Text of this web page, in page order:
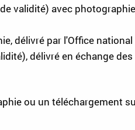
validité) avec
délivré par l'Office
délivré en échange
ou un téléchargement